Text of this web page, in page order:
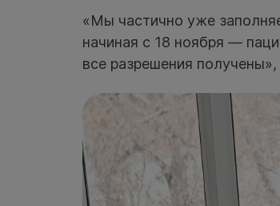
«Мы частично уже
начиная с 18 ноября —
все разрешения